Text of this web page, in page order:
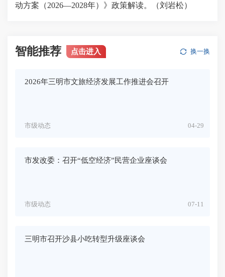
动方案（2026—2028年）》政策解读。（刘岩松）
智能推荐 点击进入 换一换
2026年三明市文旅经济发展工作推进会召开
04-29
市级动态
市发改委：召开“低空经济”民营企业座谈会
07-11
市级动态
三明市召开沙县小吃转型升级座谈会